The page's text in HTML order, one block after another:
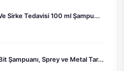
Sirke Tedavisi 100 ml Şampu...
Şampuanı, Sprey ve Metal Tar...